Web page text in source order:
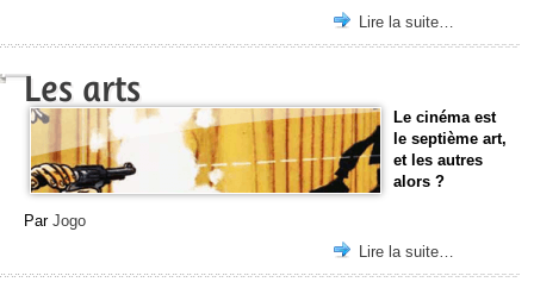
Lire la suite…
Les arts
Le cinéma est
le septième art,
et les autres
alors ?
Par Jogo
Lire la suite…